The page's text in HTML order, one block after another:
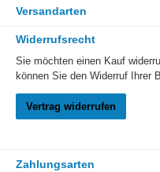
Versandarten
Widerrufsrecht
Sie möchten einen Kauf
können Sie den Widerruf Ihrer
Vertrag widerrufen
Zahlungsarten